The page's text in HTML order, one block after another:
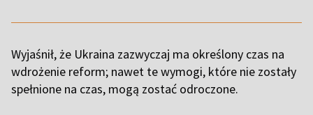
Wyjaśnił, że Ukraina zazwyczaj ma określony czas na
wdrożenie reform; nawet te wymogi, które nie zostały
spełnione na czas, mogą zostać odroczone.